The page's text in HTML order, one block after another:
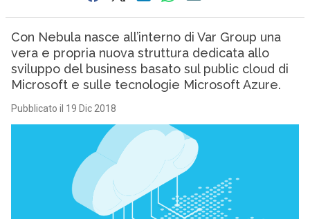
Con Nebula nasce all’interno di Var Group una
vera e propria nuova struttura dedicata allo
sviluppo del business basato sul public cloud di
Microsoft e sulle tecnologie Microsoft Azure.
Pubblicato il 19 Dic 2018